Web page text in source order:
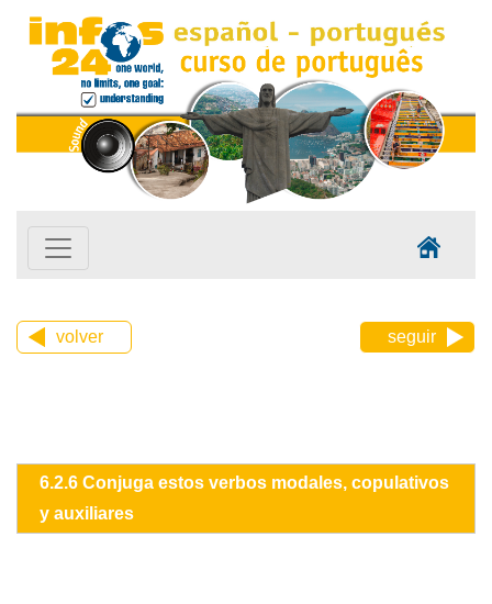
volver seguir
6.2.6 Conjuga estos verbos modales, copulativos
y auxiliares